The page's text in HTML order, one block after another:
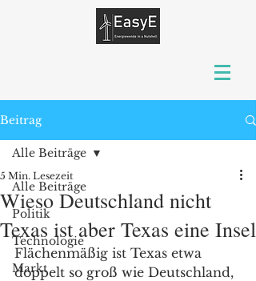
Beitrag
Alle Beiträge
Politik
Technologie
Markt
Alle Beiträge
Wieso Deutschland nicht
Texas ist aber Texas eine Insel
5 Min. Lesezeit
Flächenmäßig ist Texas etwa
doppelt so groß wie Deutschland,